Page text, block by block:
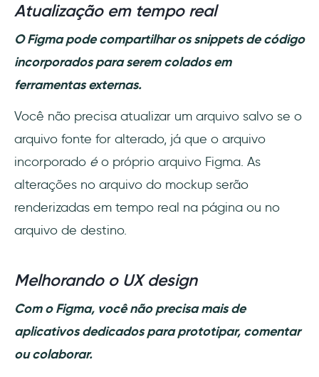
Atualização em tempo real
O Figma pode compartilhar os snippets de código
incorporados para serem colados em
ferramentas externas.
Você não precisa atualizar um arquivo salvo se o
arquivo fonte for alterado, já que o arquivo
incorporado éo próprio arquivo Figma. As
alterações no arquivo do mockup serão
renderizadas em tempo real na página ou no
arquivo de destino.
Melhorando o UX design
Com o Figma, você não precisa mais de
aplicativos dedicados para prototipar, comentar
ou colaborar.